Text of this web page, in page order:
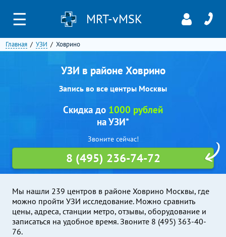
☰ MRT-vMSK
Главная УЗИ Ховрино
УЗИ в районе Ховрино
Запись во все центры Москвы
Мы нашли 239 центров в районе Ховрино Москвы, где
можно пройти УЗИ исследование. Можно сравнить
цены, адреса, станции метро, отзывы, оборудование и
записаться на удобное время. Звоните 8 (495) 363-40-
76.
Скидка до 1000 рублей
на УЗИ*
Звоните сейчас!
8 (495) 236-74-72